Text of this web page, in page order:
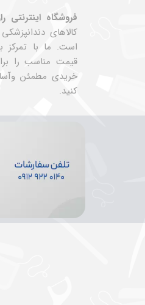
فروشگاه اینترنتی
کالاهای
است. ما با
قیمت مناسب را
خریدی مطمئن
کنید.